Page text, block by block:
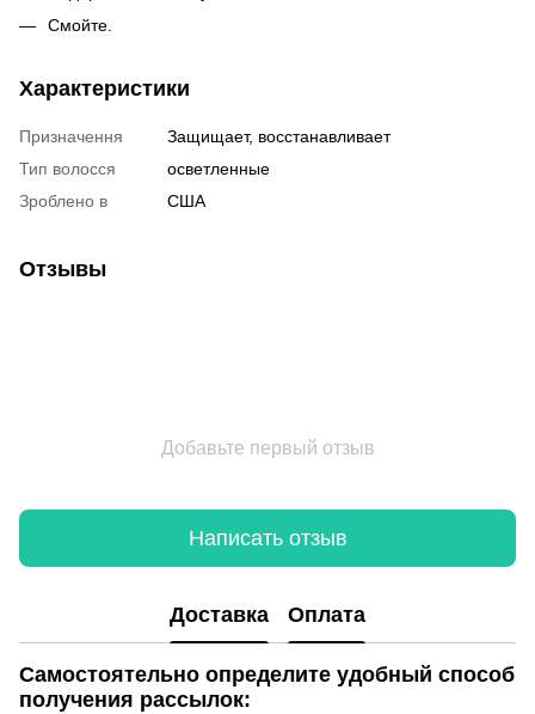
Смойте.
Характеристики
Призначення
Защищает, восстанавливает
Тип волосся
осветленные
Зроблено в
США
Отзывы
Добавьте первый отзыв
Написать отзыв
Доставка Оплата
Самостоятельно определите удобный способ
получения рассылок: